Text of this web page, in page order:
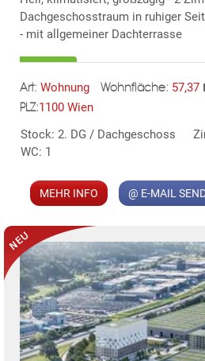
Dachgeschosstraum in ruhiger
- mit allgemeiner Dachterrasse
Art: Wohnung Wohnfläche: 57,37
PLZ:1100 Wien
Stock: 2. DG / Dachgeschoss
WC: 1
MEHR INFO @ E-MAIL